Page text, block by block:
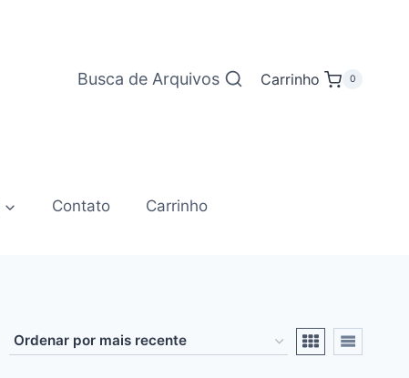
Busca de Arquivos Carrinho 0
Contato Carrinho